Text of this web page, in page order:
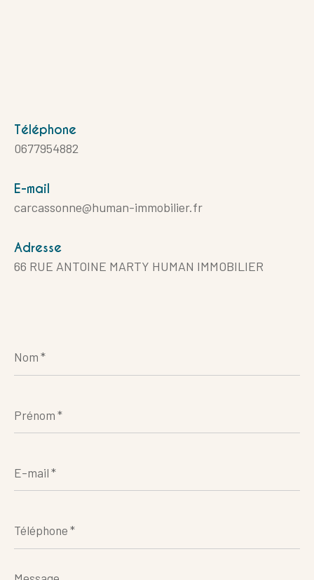
Téléphone
0677954882
E-mail
carcassonne@human-immobilier.fr
Adresse
66 RUE ANTOINE MARTY HUMAN IMMOBILIER
*
*
mail
*
*
Message